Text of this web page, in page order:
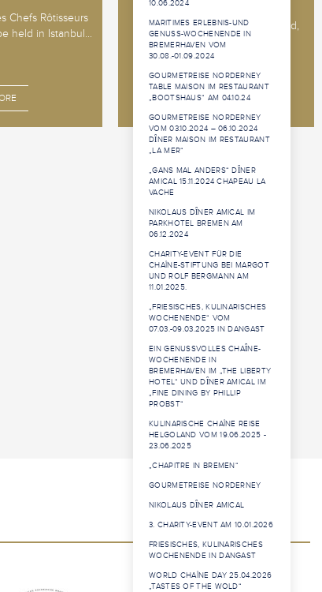
10.06.2024
MARITIMES ERLEBNIS-UND
GENUSS-WOCHENENDE IN
BREMERHAVEN VOM
30.08.-01.09.2024
GOURMETREISE NORDERNEY
TABLE MAISON IM RESTAURANT
„BOOTSHAUS“ AM 04.10.24
GOURMETREISE NORDERNEY
VOM 03.10.2024 – 06.10.2024
DȊNER MAISON IM RESTAURANT
„LA MER“
„GANS MAL ANDERS“ DȊNER
AMICAL 15.11.2024 CHAPEAU LA
VACHE
NIKOLAUS DȊNER AMICAL IM
PARKHOTEL BREMEN AM
06.12.2024
CHARITY-EVENT FÜR DIE
CHAÎNE-STIFTUNG BEI MARGOT
UND ROLF BERGMANN AM
11.01.2025.
„FRIESISCHES, KULINARISCHES
WOCHENENDE“ VOM
07.03.-09.03.2025 IN DANGAST
EIN GENUSSVOLLES CHAȊNE-
WOCHENENDE IN
BREMERHAVEN IM „THE LIBERTY
HOTEL“ UND DȊNER AMICAL IM
„FINE DINING BY PHILLIP
PROBST“
KULINARISCHE CHAÎNE REISE
HELGOLAND VOM 19.06.2025 -
23.06.2025
„CHAPITRE IN BREMEN“
GOURMETREISE NORDERNEY
NIKOLAUS DȊNER AMICAL
3. CHARITY-EVENT AM 10.01.2026
FRIESISCHES, KULINARISCHES
WOCHENENDE IN DANGAST
WORLD CHAÎNE DAY 25.04.2026
„TASTES OF THE WOLD“
Chefs Rôtisseurs
held in Istanbul...
The 2026 Jeunes Sommeliers
Competition will be held in Båstad,
Sweden, 14 - 18 o...
MORE